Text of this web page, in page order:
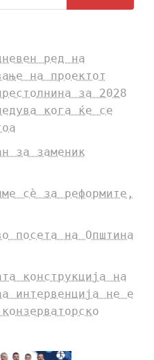
ред на
на проектот
за 2028
кога ќе се
за заменик
сè за реформите,
посета на Општина
конструкција на
интервенција не е